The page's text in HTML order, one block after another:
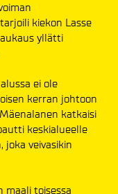
kiekon Lasse
yllätti
ei ole
kerran johtoon
katkaisi
keskialueelle
joka veivasikin
maali toisessa